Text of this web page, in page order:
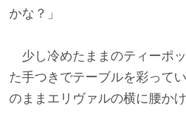
かな？」
少し冷めたままのティーポ
た手つきでテーブルを彩って
のままエリヴァルの横に腰かけ